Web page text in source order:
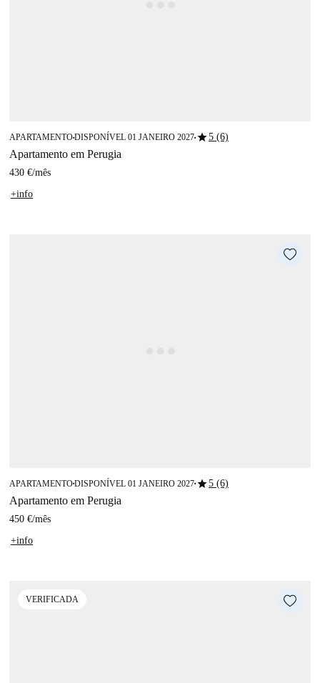
APARTAMENTO■DISPONÍVEL 01 JANEIRO 2027■star5 (6)
Apartamento em Perugia
430 €/mês
+info
APARTAMENTO■DISPONÍVEL 01 JANEIRO 2027■star5 (6)
Apartamento em Perugia
450 €/mês
+info
VERIFICADA